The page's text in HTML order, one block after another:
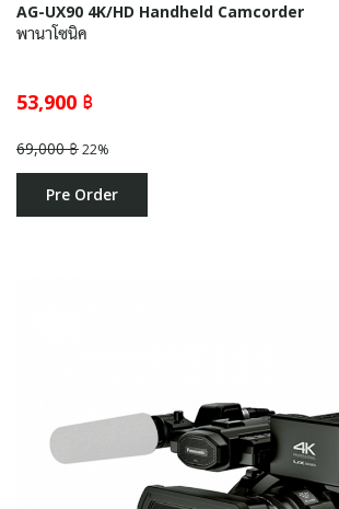
AG-UX90 4K/HD Handheld Camcorder
พานาโซนิค
53,900 ฿
69,000 ฿22%
Pre Order